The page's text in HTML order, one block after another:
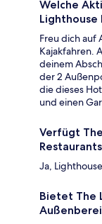
Welche
Lighthouse
Freu dich auf
Kajakfahren.
deinem
der 2
die dieses
und einen
Verfügt
Ja,
Bietet The